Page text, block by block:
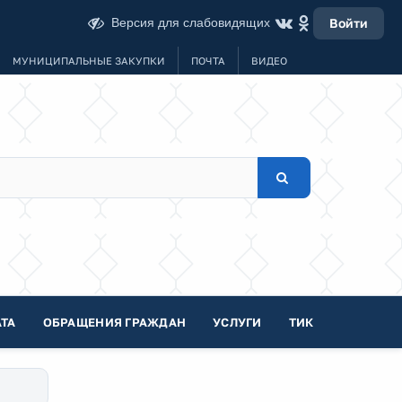
Версия для слабовидящих Войти
МУНИЦИПАЛЬНЫЕ ЗАКУПКИ ПОЧТА ВИДЕО
ОБРАЩЕНИЯ ГРАЖДАН УСЛУГИ ТИК